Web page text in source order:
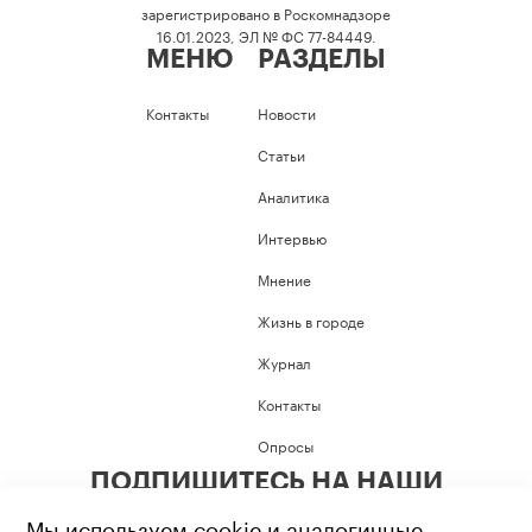
зарегистрировано в Роскомнадзоре
16.01.2023, ЭЛ № ФС 77-84449.
МЕНЮ
Контакты
РАЗДЕЛЫ
Новости
Статьи
Аналитика
Интервью
Мнение
Жизнь в городе
Журнал
Контакты
Опросы
ПОДПИШИТЕСЬ НА НАШИ